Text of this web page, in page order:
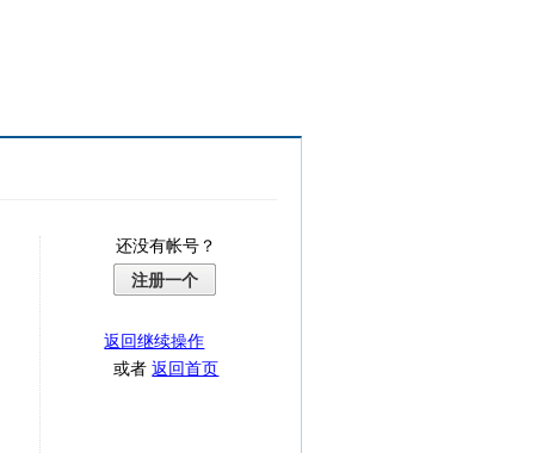
还没有帐号？
注册一个
返回继续操作
或者返回首页